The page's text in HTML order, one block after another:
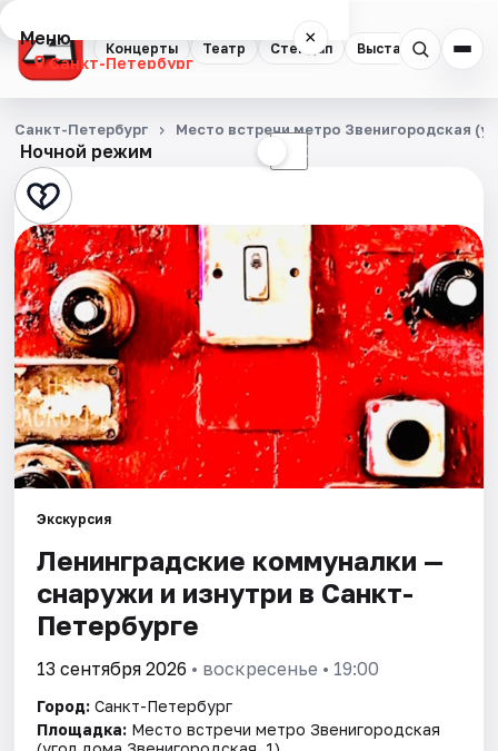
Концерты Театр Стендап Выставки
Меню ×
Санкт-Петербург
Концерты
Театр
Стендап
Выставки
Квесты
Экскурсии
Спорт
События
Города
Площадки
Артисты
Рейтинги
Ночной режим ☾
Санкт-Петербург Место встречи метро Звенигородская
Экскурсия
Ленинградские коммуналки —
снаружи и изнутри в Санкт-
Петербурге
13 сентября 2026 • воскресенье • 19:00
Город: Санкт-Петербург
Площадка: Место встречи метро Звенигородская